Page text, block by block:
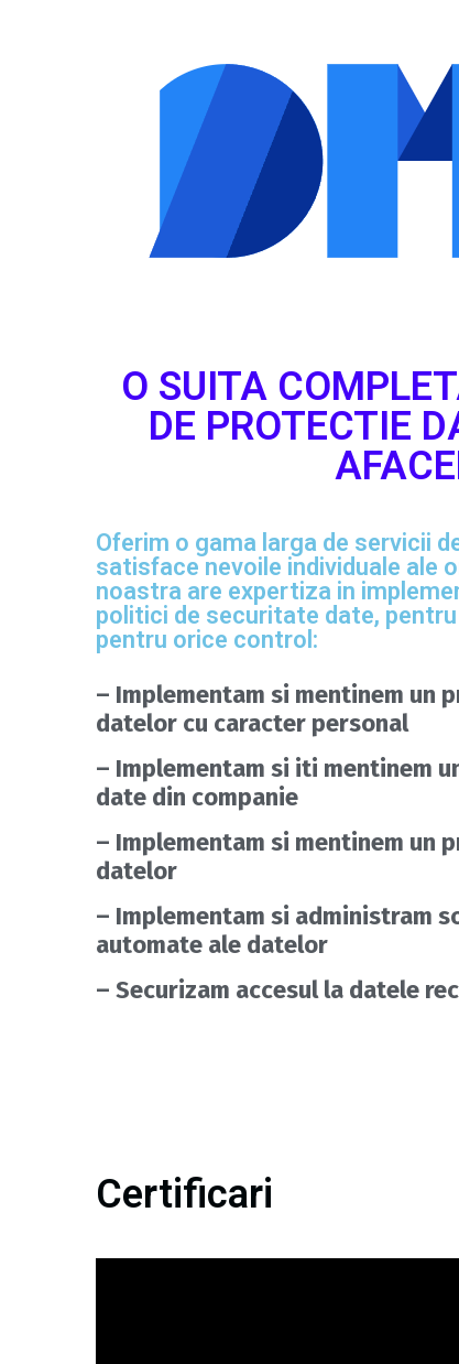
O SUITA
DE PROTECTIE
Oferim o gama larga de servicii
satisface nevoile individuale ale
noastra are expertiza in
politici de securitate date,
pentru orice control:
– Implementam si mentinem un
datelor cu caracter personal
– Implementam si iti mentinem
date din companie
– Implementam si mentinem un
datelor
– Implementam si administram
automate ale datelor
– Securizam accesul la datele
Certificari